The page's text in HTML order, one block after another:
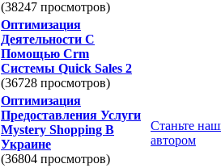
(38247 просмотров)
Оптимизация
Деятельности С
Помощью Crm
Системы Quick Sales 2
(36728 просмотров)
Оптимизация
Предоставления Услуги
Mystery Shopping В
Украине
(36804 просмотров)
Станьте
автором